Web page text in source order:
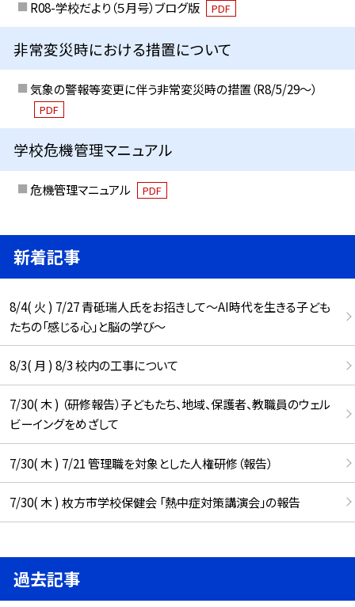
R08-学校だより（５月号）ブログ版 PDF
非常変災時における措置について
気象の警報等変更に伴う非常変災時の措置（R8/5/29〜）
PDF
学校危機管理マニュアル
危機管理マニュアル PDF
新着記事
8/4( 火 ) 7/27 青砥瑞人氏をお招きして〜AI時代を生きる子ども
たちの「感じる心」と脳の学び〜
8/3( 月 ) 8/3 校内の工事について
7/30( 木 ) （研修報告）子どもたち、地域、保護者、教職員のウェル
ビーイングをめざして
7/30( 木 ) 7/21 管理職を対象とした人権研修（報告）
7/30( 木 ) 枚方市学校保健会 「熱中症対策講演会」の報告
過去記事